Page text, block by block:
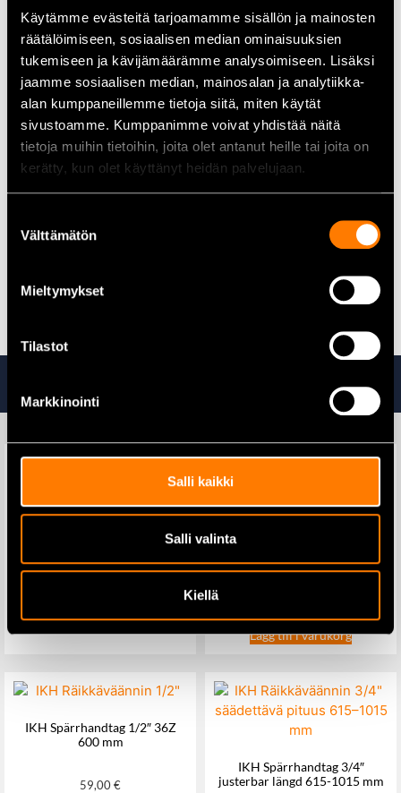
Käytämme evästeitä tarjoamamme sisällön ja mainosten
räätälöimiseen, sosiaalisen median ominaisuuksien
tukemiseen ja kävijämäärämme analysoimiseen. Lisäksi
jaamme sosiaalisen median, mainosalan ja analytiikka-
alan kumppaneillemme tietoja siitä, miten käytät
sivustoamme. Kumppanimme voivat yhdistää näitä
tietoja muihin tietoihin, joita olet antanut heille tai joita on
kerätty, kun olet käyttänyt heidän palvelujaan.
valinta
Välttämätön
Mieltymykset
Tilastot
Markkinointi
Salli kaikki
Salli valinta
Kiellä
Längd:560 mm
Material:
Kromvanadinstål
Ytbehandling:
Trivalent krombeläggning
Användningsområden
Professionell användning:
Perfekt för mekaniker och
montörer som behöver effektivt vridmoment
Industri: Användbar i olika industriella applikationer som
kräver ett robust T-handtag
tung utrustning där kraftfulla verktyg krävs
Alla hyls- och vridverktyg hittar du här
Makita B-06482 Sticksågblad
15,50€
Lägg till i varukorg
IKH Spärrhandtag 1/2″ 36Z
600 mm
59,00€
IKH Spärrhandtag 3/4″
justerbar längd 615-1015 mm